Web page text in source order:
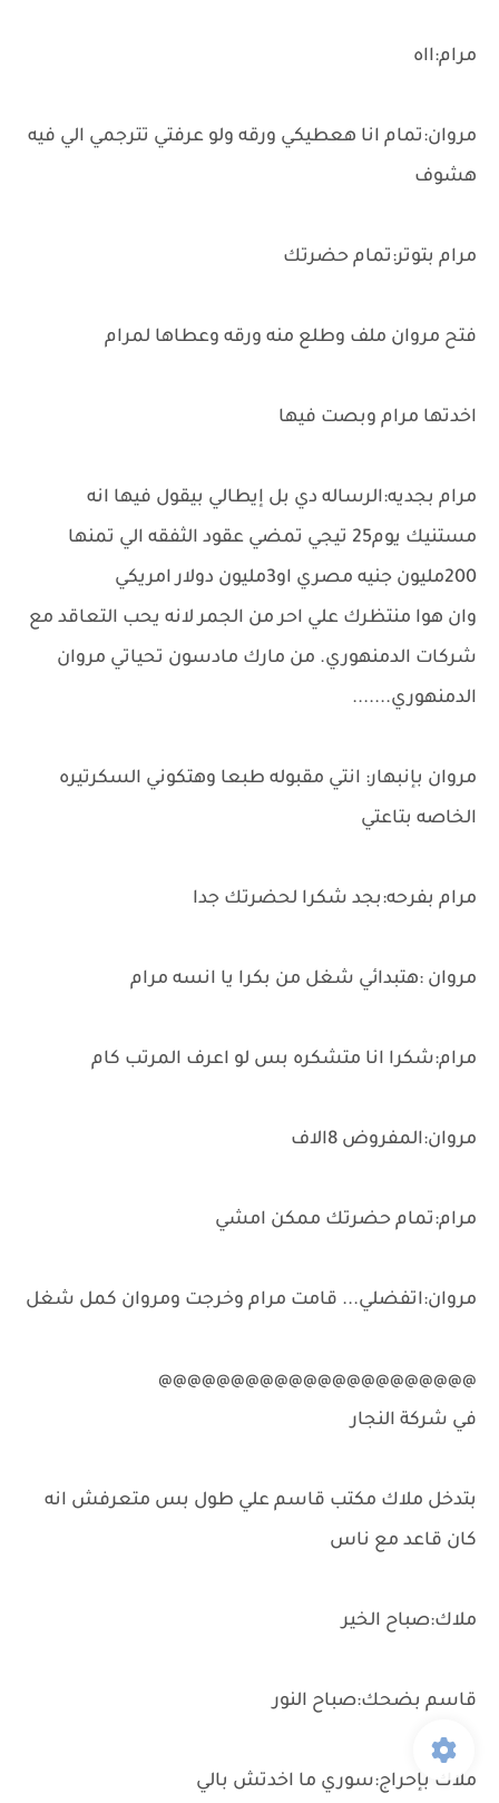
مرام:ااه
مروان:تمام انا هعطيكي ورقه ولو عرفتي تترجمي الي فيه
هشوف
مرام بتوتر:تمام حضرتك
فتح مروان ملف وطلع منه ورقه وعطاها لمرام
اخدتها مرام وبصت فيها
مرام بجديه:الرساله دي بل إيطالي بيقول فيها انه
مستنيك يوم25 تيجي تمضي عقود الثفقه الي تمنها
200مليون جنيه مصري او3مليون دولار امريكي
وان هوا منتظرك علي احر من الجمر لانه يحب التعاقد مع
شركات الدمنهوري. من مارك مادسون تحياتي مروان
الدمنهوري.......
مروان بإنبهار: انتي مقبوله طبعا وهتكوني السكرتيره
الخاصه بتاعتي
مرام بفرحه:بجد شكرا لحضرتك جدا
مروان :هتبدائي شغل من بكرا يا انسه مرام
مرام:شكرا انا متشكره بس لو اعرف المرتب كام
مروان:المفروض 8الاف
مرام:تمام حضرتك ممكن امشي
مروان:اتفضلي... قامت مرام وخرجت ومروان كمل شغل
@@@@@@@@@@@@@@@@@@@@@@
في شركة النجار
بتدخل ملاك مكتب قاسم علي طول بس متعرفش انه
كان قاعد مع ناس
ملاك:صباح الخير
قاسم بضحك:صباح النور
ملاك بإحراج:سوري ما اخدتش بالي